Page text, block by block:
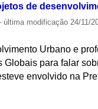
de
última modificação 24/11/
Urbano e
para falar
envolvido na